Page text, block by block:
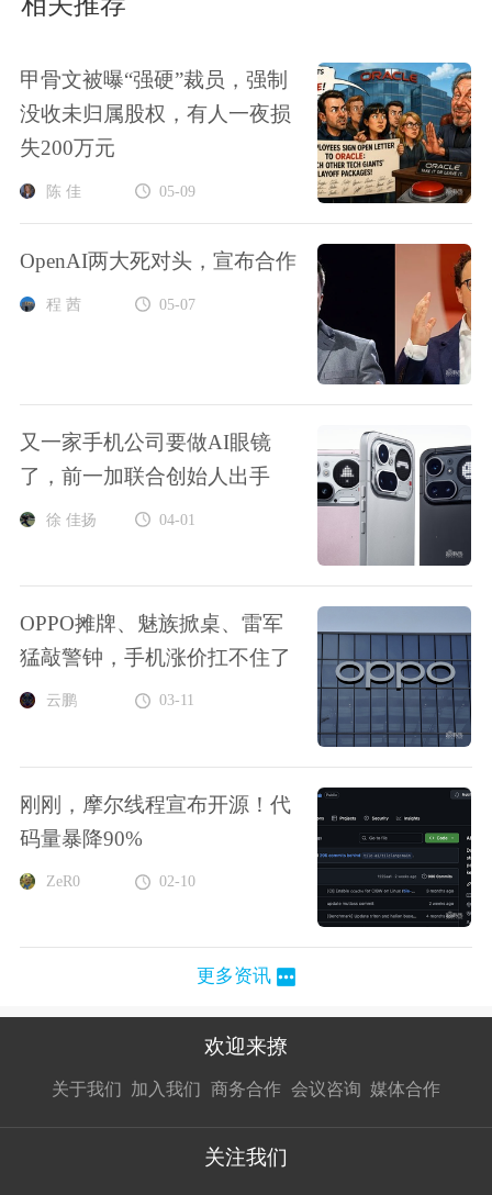
甲骨文被曝“强硬”裁员，强制
没收未归属股权，有人一夜损
失200万元
陈 佳 05-09
OpenAI两大死对头，宣布合作
程 茜 05-07
又一家手机公司要做AI眼镜
了，前一加联合创始人出手
徐 佳扬 04-01
OPPO摊牌、魅族掀桌、雷军
猛敲警钟，手机涨价扛不住了
云鹏 03-11
刚刚，摩尔线程宣布开源！代
码量暴降90%
ZeR0 02-10
更多资讯
欢迎来撩
关于我们 加入我们
接扔简历
商务合作
接开聊
会议咨询 媒体合作
接开聊
关注我们